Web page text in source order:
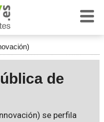
de
se perfila